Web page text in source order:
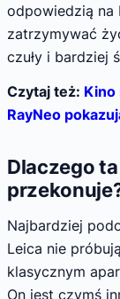
odpowiedzią na
zatrzymywać
czuły i bardziej
Czytaj też: Kino
RayNeo
Dlaczego
Najbardziej
Leica nie
klasycznym
On jest czymś